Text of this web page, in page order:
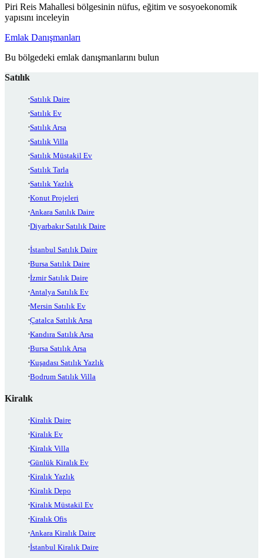
Piri Reis Mahallesi bölgesinin nüfus, eğitim ve sosyoekonomik
yapısını inceleyin
Emlak Danışmanları
Bu bölgedeki emlak danışmanlarını bulun
Satılık
Satılık Daire
Satılık Ev
Satılık Arsa
Satılık Villa
Satılık Müstakil Ev
Satılık Tarla
Satılık Yazlık
Konut Projeleri
Ankara Satılık Daire
Diyarbakır Satılık Daire
İstanbul Satılık Daire
Bursa Satılık Daire
İzmir Satılık Daire
Antalya Satılık Ev
Mersin Satılık Ev
Çatalca Satılık Arsa
Kandıra Satılık Arsa
Bursa Satılık Arsa
Kuşadası Satılık Yazlık
Bodrum Satılık Villa
Kiralık
Kiralık Daire
Kiralık Ev
Kiralık Villa
Günlük Kiralık Ev
Kiralık Yazlık
Kiralık Depo
Kiralık Müstakil Ev
Kiralık Ofis
Ankara Kiralık Daire
İstanbul Kiralık Daire